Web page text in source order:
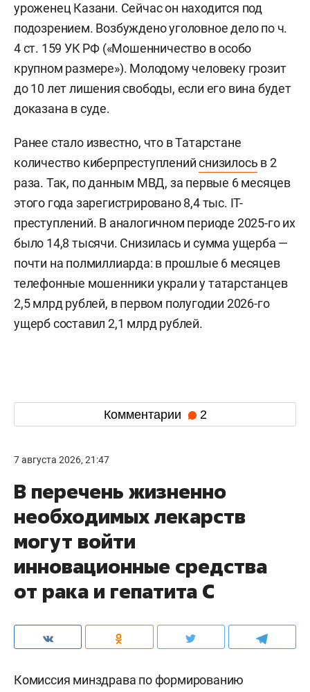
уроженец Казани. Сейчас он находится под
подозрением. Возбуждено уголовное дело по ч.
4 ст. 159 УК РФ («Мошенничество в особо
крупном размере»). Молодому человеку грозит
до 10 лет лишения свободы, если его вина будет
доказана в суде.
Ранее стало известно, что в Татарстане
количество киберпреступленийснизилось в 2
раза. Так, по данным МВД, за первые 6 месяцев
этого года зарегистрировано 8,4 тыс. IT-
преступлений. В аналогичном периоде 2025-го их
было 14,8 тысячи. Снизилась и сумма ущерба —
почти на полмиллиарда: в прошлые 6 месяцев
телефонные мошенники украли у татарстанцев
2,5 млрд рублей, в первом полугодии 2026-го
ущерб составил 2,1 млрд рублей.
Комментарии 2
7 августа 2026, 21:47
В перечень жизненно
необходимых лекарств
могут войти
инновационные средства
от рака и гепатита С
Комиссия минздрава по формированию